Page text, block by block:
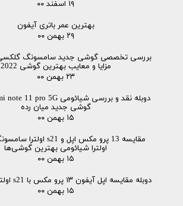
۱۹ اسفند ۰۰
بهترین عمر باتری آیفون
۲۹ بهمن ۰۰
مزایا و معایب بهترین گوشی 2022
۲۳ بهمن ۰۰
گوشی جدید میان رده
۱۵ بهمن ۰۰
اولترا شیائومی بهترین گوشی‌ها
۱۵ بهمن ۰۰
دوبله مقایسه اپل آیفون ۱۳ پرو مکس با s21 اولترا سامسونگ
۱۵ بهمن ۰۰